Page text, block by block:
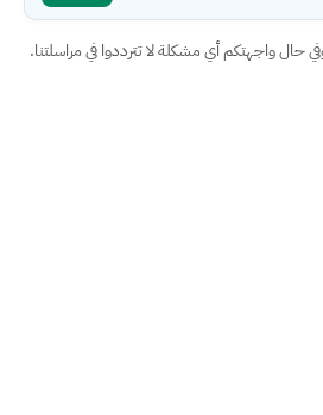
حال واجهتكم أي مشكلة لا تترددوا في مراسلتنا.